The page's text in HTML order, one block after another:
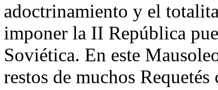
adoctrinamiento y el
imponer la II República
Soviética. En este
restos de muchos